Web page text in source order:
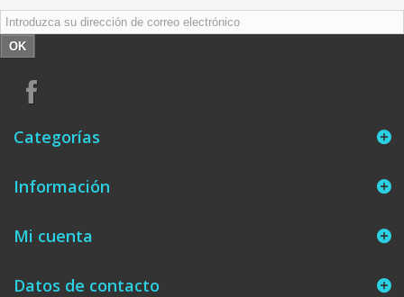
OK
Categorías
Información
Mi cuenta
Datos de contacto